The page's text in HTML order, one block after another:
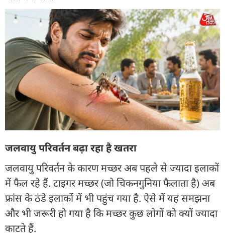
जलवायु परिवर्तन बढ़ा रहा है खतरा
जलवायु परिवर्तन के कारण मच्छर अब पहले से ज्यादा इलाकों
में फैल रहे हैं. टाइगर मच्छर (जो चिकनगुनिया फैलाता है) अब
फ्रांस के ठंडे इलाकों में भी पहुंच गया है. ऐसे में यह समझना
और भी जरूरी हो गया है कि मच्छर कुछ लोगों को क्यों ज्यादा
काटते हैं.